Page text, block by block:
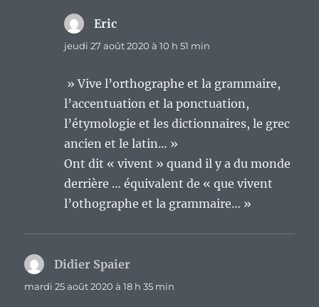
Eric
jeudi 27 août 2020 à 10 h 51 min
» Vive l’orthographe et la grammaire,
l’accentuation et la ponctuation,
l’étymologie et les dictionnaires, le grec
ancien et le latin… »
Ont dit « vivent » quand il y a du monde
derrière … équivalent de « que vivent
l’othographe et la grammaire… »
Didier Spaier
mardi 25 août 2020 à 18 h 35 min